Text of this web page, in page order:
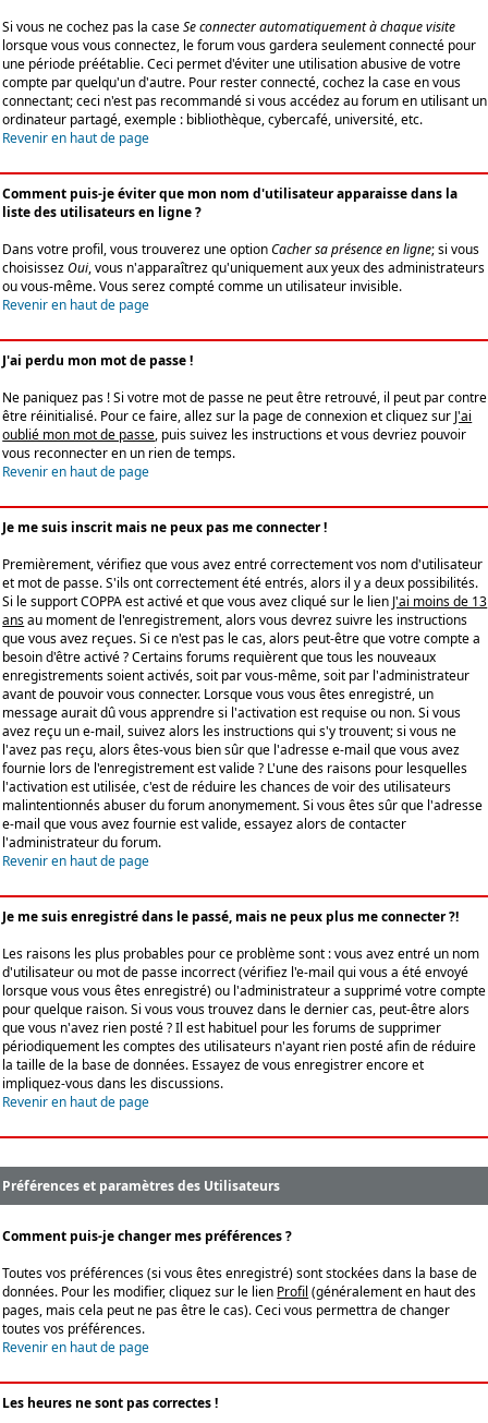
Si vous ne cochez pas la caseSe connecter automatiquement à chaque visite
lorsque vous vous connectez, le forum vous gardera seulement connecté pour
une période préétablie. Ceci permet d'éviter une utilisation abusive de votre
compte par quelqu'un d'autre. Pour rester connecté, cochez la case en vous
connectant; ceci n'est pas recommandé si vous accédez au forum en utilisant un
ordinateur partagé, exemple : bibliothèque, cybercafé, université, etc.
Revenir en haut de page
Comment puis-je éviter que mon nom d'utilisateur apparaisse dans la
liste des utilisateurs en ligne ?
Dans votre profil, vous trouverez une optionCacher sa présence en ligne; si vous
choisissezOui, vous n'apparaîtrez qu'uniquement aux yeux des administrateurs
ou vous-même. Vous serez compté comme un utilisateur invisible.
Revenir en haut de page
J'ai perdu mon mot de passe !
Ne paniquez pas ! Si votre mot de passe ne peut être retrouvé, il peut par contre
être réinitialisé. Pour ce faire, allez sur la page de connexion et cliquez sur J'ai
oublié mon mot de passe, puis suivez les instructions et vous devriez pouvoir
vous reconnecter en un rien de temps.
Revenir en haut de page
Je me suis inscrit mais ne peux pas me connecter !
Premièrement, vérifiez que vous avez entré correctement vos nom d'utilisateur
et mot de passe. S'ils ont correctement été entrés, alors il y a deux possibilités.
Si le support COPPA est activé et que vous avez cliqué sur le lien J'ai moins de 13
ansau moment de l'enregistrement, alors vous devrez suivre les instructions
que vous avez reçues. Si ce n'est pas le cas, alors peut-être que votre compte a
besoin d'être activé ? Certains forums requièrent que tous les nouveaux
enregistrements soient activés, soit par vous-même, soit par l'administrateur
avant de pouvoir vous connecter. Lorsque vous vous êtes enregistré, un
message aurait dû vous apprendre si l'activation est requise ou non. Si vous
avez reçu un e-mail, suivez alors les instructions qui s'y trouvent; si vous ne
l'avez pas reçu, alors êtes-vous bien sûr que l'adresse e-mail que vous avez
fournie lors de l'enregistrement est valide ? L'une des raisons pour lesquelles
l'activation est utilisée, c'est de réduire les chances de voir des utilisateurs
malintentionnés abuser du forum anonymement. Si vous êtes sûr que l'adresse
e-mail que vous avez fournie est valide, essayez alors de contacter
l'administrateur du forum.
Revenir en haut de page
Je me suis enregistré dans le passé, mais ne peux plus me connecter ?!
Les raisons les plus probables pour ce problème sont : vous avez entré un nom
d'utilisateur ou mot de passe incorrect (vérifiez l'e-mail qui vous a été envoyé
lorsque vous vous êtes enregistré) ou l'administrateur a supprimé votre compte
pour quelque raison. Si vous vous trouvez dans le dernier cas, peut-être alors
que vous n'avez rien posté ? Il est habituel pour les forums de supprimer
périodiquement les comptes des utilisateurs n'ayant rien posté afin de réduire
la taille de la base de données. Essayez de vous enregistrer encore et
impliquez-vous dans les discussions.
Revenir en haut de page
Préférences et paramètres des Utilisateurs
Comment puis-je changer mes préférences ?
Toutes vos préférences (si vous êtes enregistré) sont stockées dans la base de
données. Pour les modifier, cliquez sur le lien Profil (généralement en haut des
pages, mais cela peut ne pas être le cas). Ceci vous permettra de changer
toutes vos préférences.
Revenir en haut de page
Les heures ne sont pas correctes !